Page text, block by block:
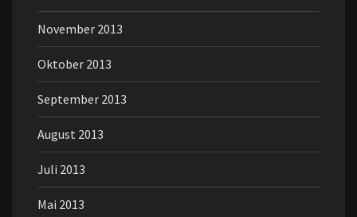
November 2013
Oktober 2013
September 2013
August 2013
Juli 2013
Mai 2013